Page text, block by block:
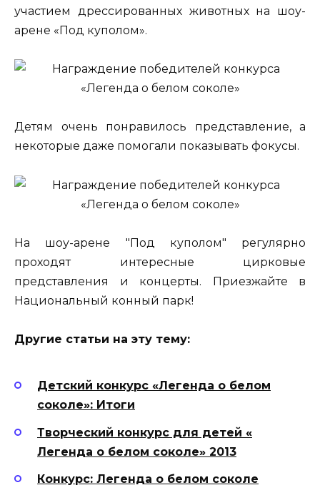
участием дрессированных животных на шоу-
арене «Под куполом».
Детям очень понравилось представление, а
некоторые даже помогали показывать фокусы.
На шоу-арене "Под куполом" регулярно
проходят интересные цирковые
представления и концерты. Приезжайте в
Национальный конный парк!
Другие статьи на эту тему:
Детский конкурс «Легенда о белом
соколе»: Итоги
Творческий конкурс для детей «
Легенда о белом соколе» 2013
Конкурс: Легенда о белом соколе